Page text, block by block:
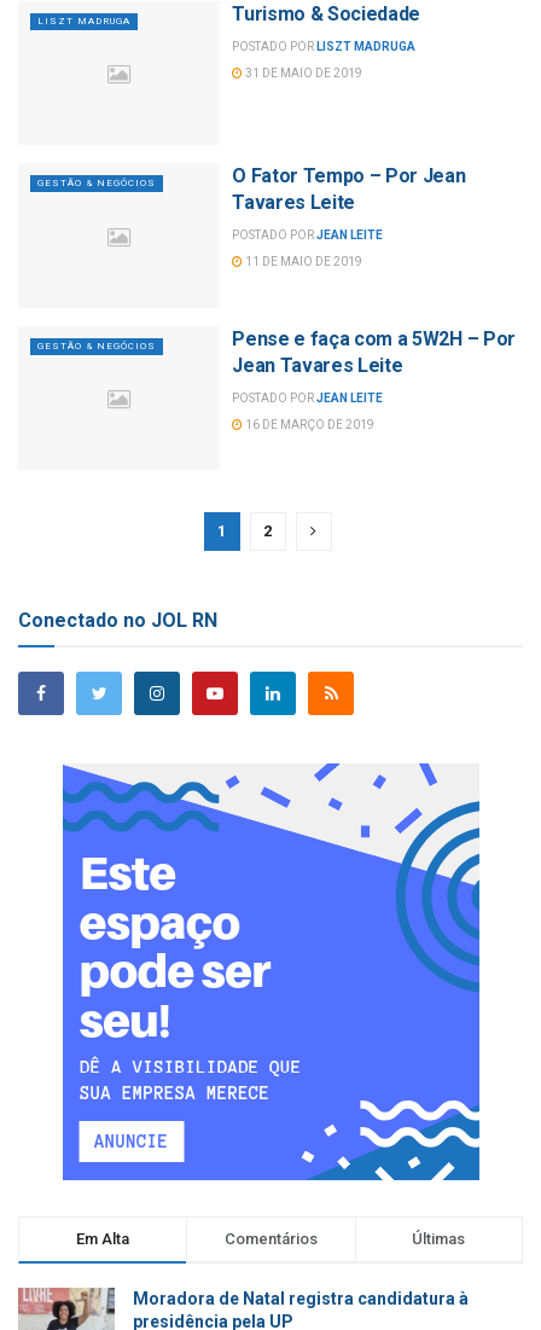
LISZT MADRUGA Turismo & Sociedade
POSTADO POR LISZT MADRUGA
31 DE MAIO DE 2019
GESTÃO & NEGÓCIOS
O Fator Tempo – Por Jean
Tavares Leite
POSTADO PORJEAN LEITE
11 DE MAIO DE 2019
GESTÃO & NEGÓCIOS
Pense e faça com a 5W2H – Por
Jean Tavares Leite
POSTADO PORJEAN LEITE
16 DE MARÇO DE 2019
1 2
Conectado no JOL RN
Em Alta Comentários Últimas
Moradora de Natal registra candidatura à
presidência pela UP